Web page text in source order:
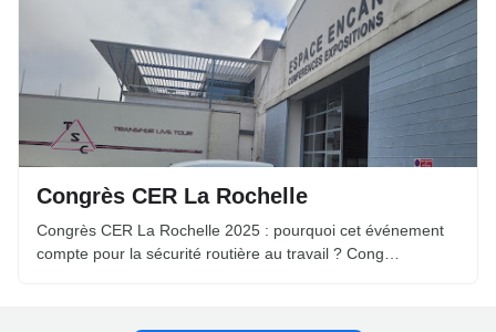
Congrès CER La Rochelle
Congrès CER La Rochelle 2025 : pourquoi cet événement
compte pour la sécurité routière au travail ? Cong…